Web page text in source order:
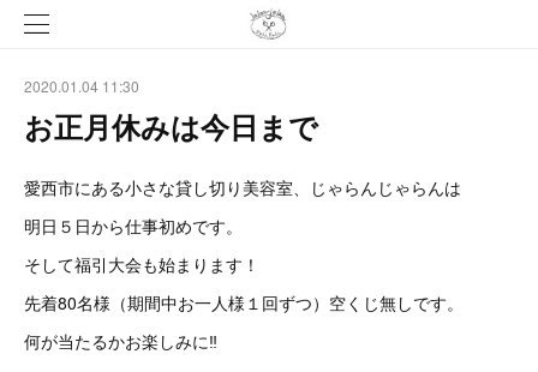
2020.01.04 11:30
お正月休みは今日まで
愛西市にある小さな貸し切り美容室、じゃらんじゃらんは
明日５日から仕事初めです。
そして福引大会も始まります！
先着80名様（期間中お一人様１回ずつ）空くじ無しです。
何が当たるかお楽しみに‼